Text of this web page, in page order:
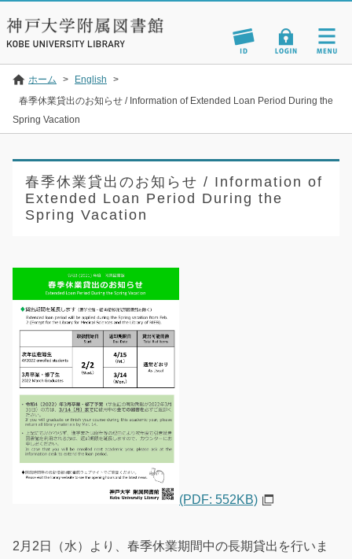
ホーム > English
>
春季休業貸出のお知らせ / Information of Extended Loan Period During the
Spring Vacation
春季休業貸出のお知らせ / Information of
Extended Loan Period During the
Spring Vacation
(PDF: 552KB)
2月2日（水）より、春季休業期間中の長期貸出を行いま